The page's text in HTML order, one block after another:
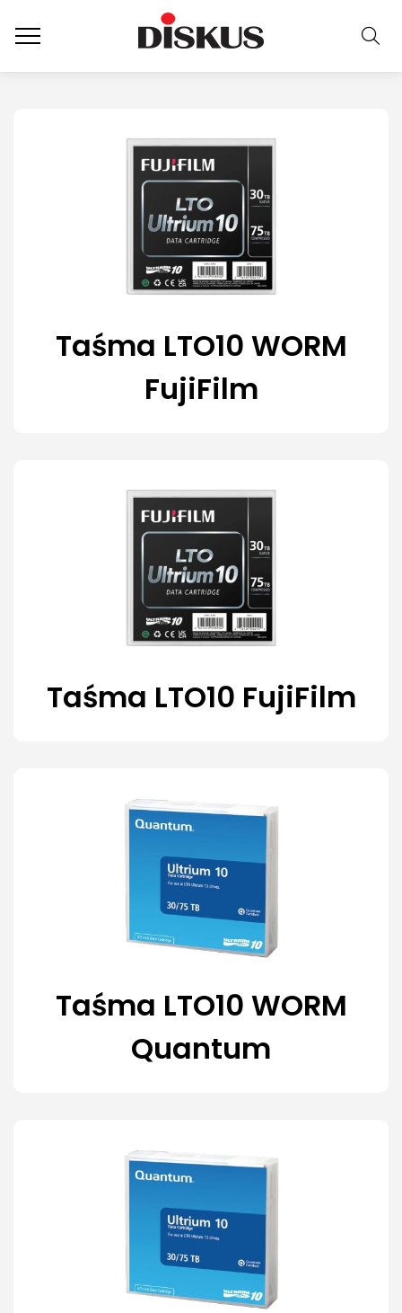
Taśma LTO10 WORM
FujiFilm
Taśma LTO10 FujiFilm
Taśma LTO10 WORM
Quantum